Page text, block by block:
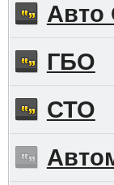
Авто
ГБО
СТО